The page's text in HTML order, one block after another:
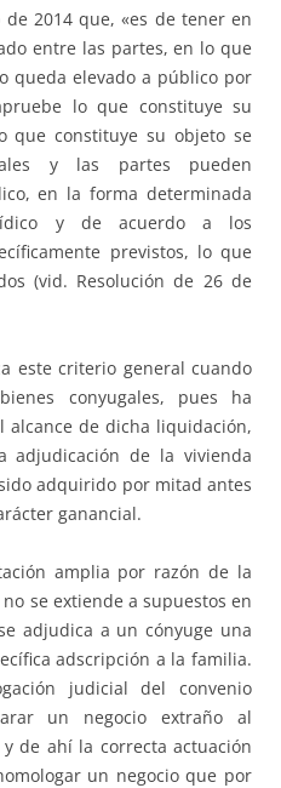
2014 que, «es de tener en
entre las partes, en lo que
queda elevado a público por
lo que constituye su
que constituye su objeto se
y las partes pueden
en la forma determinada
y de acuerdo a los
previstos, lo que
(vid. Resolución de 26 de
este criterio general cuando
conyugales, pues ha
de dicha liquidación,
adjudicación de la vivienda
adquirido por mitad antes
ganancial.
amplia por razón de la
se extiende a supuestos en
adjudica a un cónyuge una
adscripción a la familia.
judicial del convenio
un negocio extraño al
de ahí la correcta actuación
un negocio que por